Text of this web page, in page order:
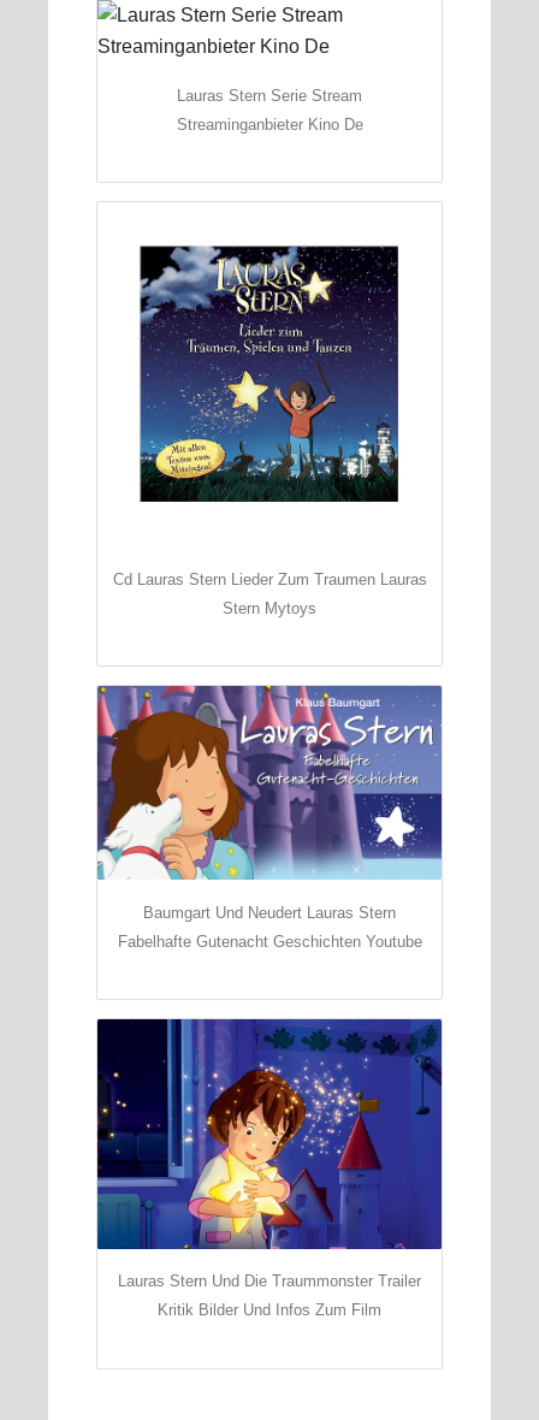
Lauras Stern Serie Stream
Streaminganbieter Kino De
Cd Lauras Stern Lieder Zum Traumen Lauras
Stern Mytoys
Baumgart Und Neudert Lauras Stern
Fabelhafte Gutenacht Geschichten Youtube
Lauras Stern Und Die Traummonster Trailer
Kritik Bilder Und Infos Zum Film